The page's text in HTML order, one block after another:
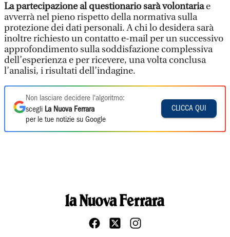
La partecipazione al questionario sarà volontariae
avverrà nel pieno rispetto della normativa sulla
protezione dei dati personali. A chi lo desidera sarà
inoltre richiesto un contatto e-mail per un successivo
approfondimento sulla soddisfazione complessiva
dell’esperienza e per ricevere, una volta conclusa
l’analisi, i risultati dell’indagine.
Non lasciare decidere l'algoritmo:
scegli La Nuova Ferrara
per le tue notizie su Google
CLICCA QUI